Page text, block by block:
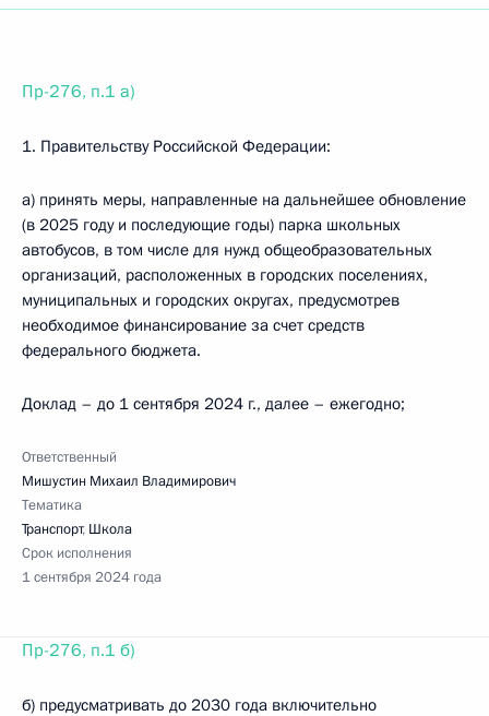
Пр-276, п.1 а)
1. Правительству Российской Федерации:
а) принять меры, направленные на дальнейшее обновление
(в 2025 году и последующие годы) парка школьных
автобусов, в том числе для нужд общеобразовательных
организаций, расположенных в городских поселениях,
муниципальных и городских округах, предусмотрев
необходимое финансирование за счет средств
федерального бюджета.
Доклад – до 1 сентября 2024 г., далее – ежегодно;
Ответственный
Мишустин Михаил Владимирович
Тематика
Транспорт, Школа
Срок исполнения
1 сентября 2024 года
Пр-276, п.1 б)
б) предусматривать до 2030 года включительно